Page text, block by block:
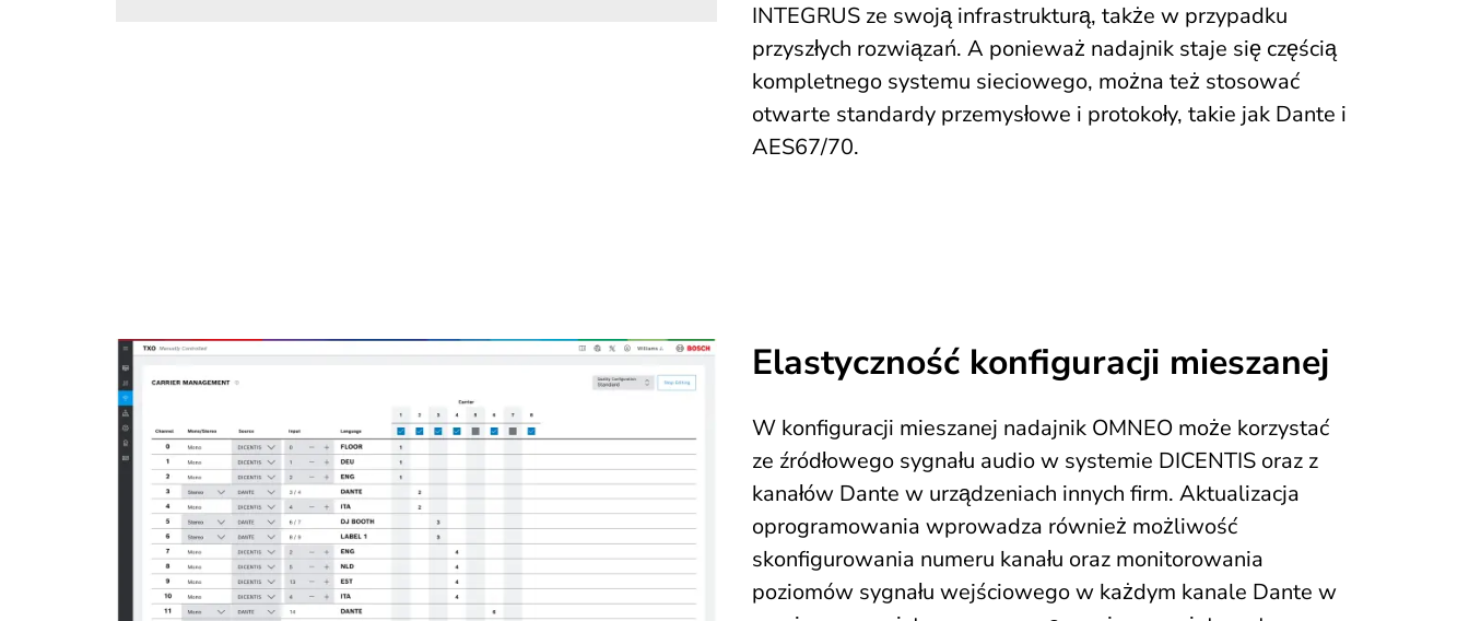
INTEGRUS ze swoją infrastrukturą, także w przypadku
przyszłych rozwiązań. A ponieważ nadajnik staje się częścią
kompletnego systemu sieciowego, można też stosować
otwarte standardy przemysłowe i protokoły, takie jak Dante i
AES67/70.
Elastyczność konfiguracji mieszanej
W konfiguracji mieszanej nadajnik OMNEO może korzystać
ze źródłowego sygnału audio w systemie DICENTIS oraz z
kanałów Dante w urządzeniach innych firm. Aktualizacja
oprogramowania wprowadza również możliwość
skonfigurowania numeru kanału oraz monitorowania
poziomów sygnału wejściowego w każdym kanale Dante w